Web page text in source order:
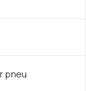
pneu